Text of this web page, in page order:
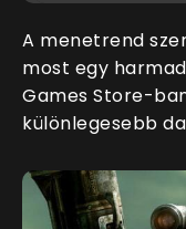
A menetrend
most egy
Games Store-
különlegesebb